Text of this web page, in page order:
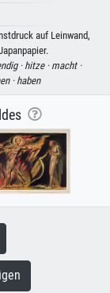
auf Leinwand,
·hitze · macht ·
·haben